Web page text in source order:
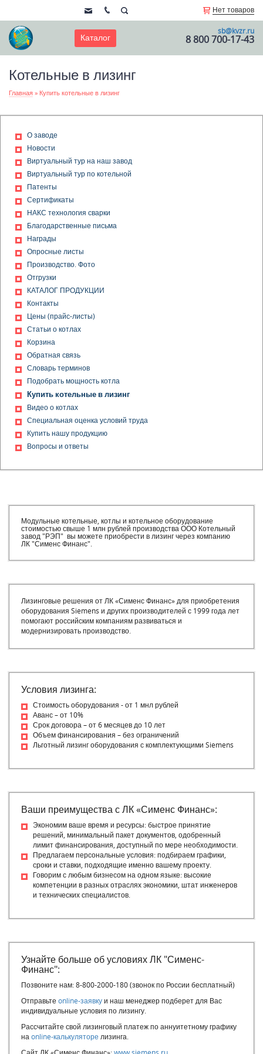
Нет товаров
Каталог
sb@kvzr.ru
8 800 700-17-43
Котельные в лизинг
Главная » Купить котельные в лизинг
О заводе
Новости
Виртуальный тур на наш завод
Виртуальный тур по котельной
Патенты
Сертификаты
НАКС технология сварки
Благодарственные письма
Награды
Опросные листы
Производство. Фото
Отгрузки
КАТАЛОГ ПРОДУКЦИИ
Контакты
Цены (прайс-листы)
Статьи о котлах
Корзина
Обратная связь
Словарь терминов
Подобрать мощность котла
Купить котельные в лизинг
Видео о котлах
Специальная оценка условий труда
Купить нашу продукцию
Вопросы и ответы
Модульные котельные, котлы и котельное оборудование
стоимостью свыше 1 млн рублей производства ООО Котельный
завод "РЭП" вы можете приобрести в лизинг через компанию
ЛК "Сименс Финанс".
Лизинговые решения от ЛК «Сименс Финанс» для приобретения
оборудования Siemens и других производителей с 1999 года лет
помогают российским компаниям развиваться и
модернизировать производство.
Условия лизинга:
Стоимость оборудования - от 1 мнл рублей
Аванс – от 10%
Срок договора – от 6 месяцев до 10 лет
Объем финансирования – без ограничений
Льготный лизинг оборудования с комплектующими Siemens
Ваши преимущества с ЛК «Сименс Финанс»:
Экономим ваше время и ресурсы: быстрое принятие
решений, минимальный пакет документов, одобренный
лимит финансирования, доступный по мере необходимости.
Предлагаем персональные условия: подбираем графики,
сроки и ставки, подходящие именно вашему проекту.
Говорим с любым бизнесом на одном языке: высокие
компетенции в разных отраслях экономики, штат инженеров
и технических специалистов.
Узнайте больше об условиях ЛК "Сименс-
Финанс":
Позвоните нам: 8-800-2000-180 (звонок по России бесплатный)
Отправьте online-заявку и наш менеджер подберет для Вас
индивидуальные условия по лизингу.
Рассчитайте свой лизинговый платеж по аннуитетному графику
на online-калькуляторе лизинга.